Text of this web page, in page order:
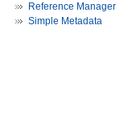
Reference Manager
Simple Metadata